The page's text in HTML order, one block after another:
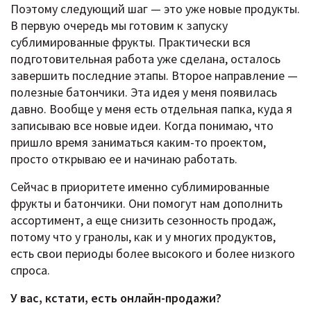
Поэтому следующий шаг — это уже новые продукты.
В первую очередь мы готовим к запуску
сублимированные фрукты. Практически вся
подготовительная работа уже сделана, осталось
завершить последние этапы. Второе направление —
полезные батончики. Эта идея у меня появилась
давно. Вообще у меня есть отдельная папка, куда я
записываю все новые идеи. Когда понимаю, что
пришло время заниматься каким-то проектом,
просто открываю ее и начинаю работать.
Сейчас в приоритете именно сублимированные
фрукты и батончики. Они помогут нам дополнить
ассортимент, а еще снизить сезонность продаж,
потому что у гранолы, как и у многих продуктов,
есть свои периоды более высокого и более низкого
спроса.
У вас, кстати, есть онлайн-продажи?